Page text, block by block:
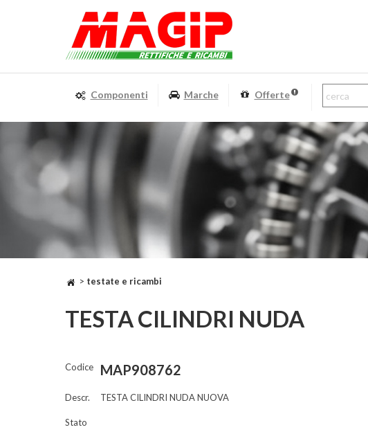
Componenti Marche Offerte
> testate e ricambi
TESTA CILINDRI NUDA
Codice MAP908762
Descr. TESTA CILINDRI NUDA NUOVA
Stato